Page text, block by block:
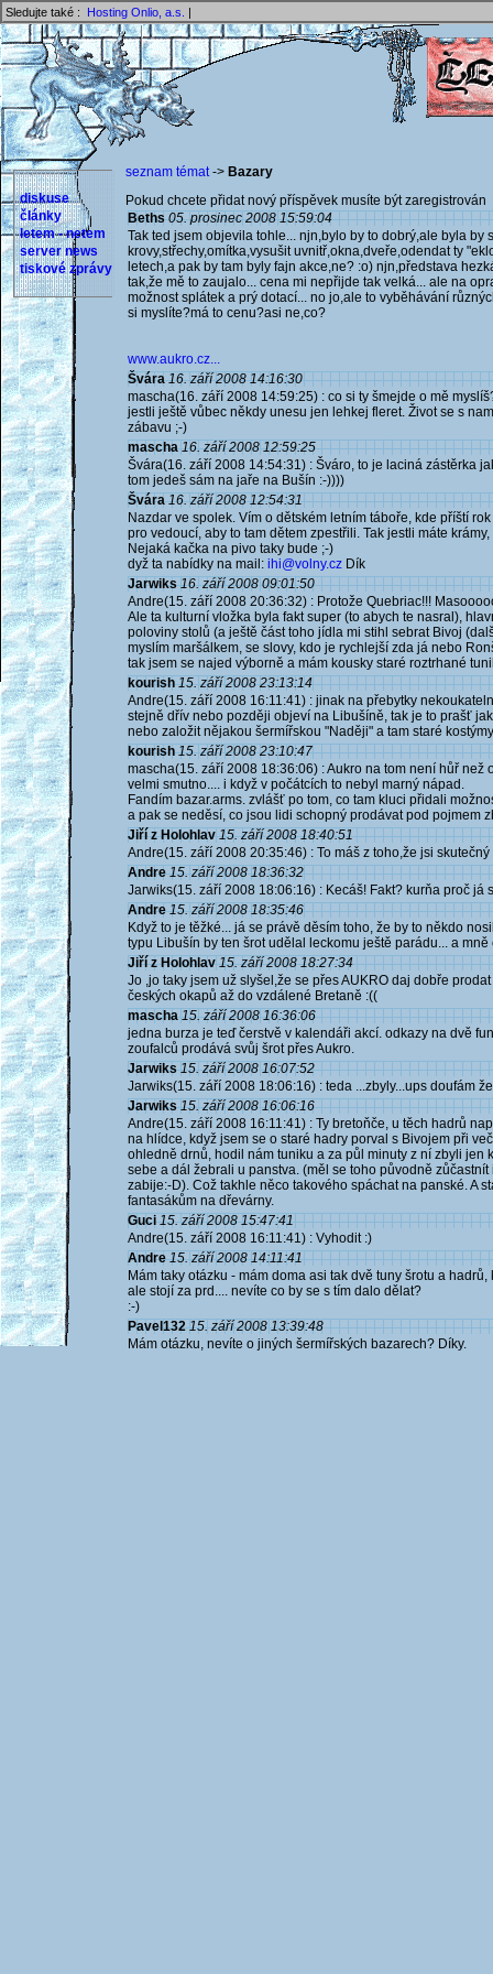
Sledujte také : Hosting Onlio, a.s. |
diskuse
články
letem - netem
server news
tiskové zprávy
seznam témat-> Bazary
Pokud chcete přidat nový příspěvek musíte být
Beths 05. prosinec 2008 15:59:04
Tak ted jsem objevila tohle... njn,bylo by to dobrý,ale byla by
krovy,střechy,omítka,vysušit uvnitř,okna,dveře,odendat ty
letech,a pak by tam byly fajn akce,ne? :o) njn,představa
tak,že mě to zaujalo... cena mi nepřijde tak velká... ale na
možnost splátek a prý dotací... no jo,ale to vyběhávání
si myslíte?má to cenu?asi ne,co?
www.aukro.cz...
Švára 16. září 2008 14:16:30
mascha(16. září 2008 14:59:25) : co si ty šmejde o mě
jestli ještě vůbec někdy unesu jen lehkej fleret. Život se s
zábavu ;-)
mascha 16. září 2008 12:59:25
Švára(16. září 2008 14:54:31) : Šváro, to je laciná zástěrka
tom jedeš sám na jaře na Bušín :-))))
Švára 16. září 2008 12:54:31
Nazdar ve spolek. Vím o dětském letním táboře, kde příští
pro vedoucí, aby to tam dětem zpestřili. Tak jestli máte
Nejaká kačka na pivo taky bude ;-)
dyž ta nabídky na mail: ihi@volny.cz Dík
Jarwiks 16. září 2008 09:01:50
Andre(15. září 2008 20:36:32) : Protože Quebriac!!!
Ale ta kulturní vložka byla fakt super (to abych te nasral),
poloviny stolů (a ještě část toho jídla mi stihl sebrat Bivoj
myslím maršálkem, se slovy, kdo je rychlejší zda já nebo
tak jsem se najed výborně a mám kousky staré roztrhané
kourish 15. září 2008 23:13:14
Andre(15. září 2008 16:11:41) : jinak na přebytky
stejně dřív nebo později objeví na Libušíně, tak je to prašť
nebo založit nějakou šermířskou "Naději" a tam staré
kourish 15. září 2008 23:10:47
mascha(15. září 2008 18:36:06) : Aukro na tom není hůř
velmi smutno.... i když v počátcích to nebyl marný nápad.
Fandím bazar.arms. zvlášť po tom, co tam kluci přidali
a pak se neděsí, co jsou lidi schopný prodávat pod pojmem
Jiří z Holohlav 15. září 2008 18:40:51
Andre(15. září 2008 20:35:46) : To máš z toho,že jsi
Andre 15. září 2008 18:36:32
Jarwiks(15. září 2008 18:06:16) : Kecáš! Fakt? kurňa proč já
Andre 15. září 2008 18:35:46
Když to je těžké... já se právě děsím toho, že by to někdo
typu Libušín by ten šrot udělal leckomu ještě parádu... a mně
Jiří z Holohlav 15. září 2008 18:27:34
Jo ,jo taky jsem už slyšel,že se přes AUKRO daj dobře
českých okapů až do vzdálené Bretaně :((
mascha 15. září 2008 16:36:06
jedna burza je teď čerstvě v kalendáři akcí. odkazy na dvě
zoufalců prodává svůj šrot přes Aukro.
Jarwiks 15. září 2008 16:07:52
Jarwiks(15. září 2008 18:06:16) : teda ...zbyly...ups doufám
Jarwiks 15. září 2008 16:06:16
Andre(15. září 2008 16:11:41) : Ty bretoňče, u těch hadrů
na hlídce, když jsem se o staré hadry porval s Bivojem při
ohledně drnů, hodil nám tuniku a za půl minuty z ní zbyli jen
sebe a dál žebrali u panstva. (měl se toho původně
zabije:-D). Což takhle něco takového spáchat na panské. A
fantasákům na dřevárny.
Guci 15. září 2008 15:47:41
Andre(15. září 2008 16:11:41) : Vyhodit :)
Andre 15. září 2008 14:11:41
Mám taky otázku - mám doma asi tak dvě tuny šrotu a
ale stojí za prd.... nevíte co by se s tím dalo dělat?
:-)
Pavel132 15. září 2008 13:39:48
Mám otázku, nevíte o jiných šermířských bazarech? Díky.